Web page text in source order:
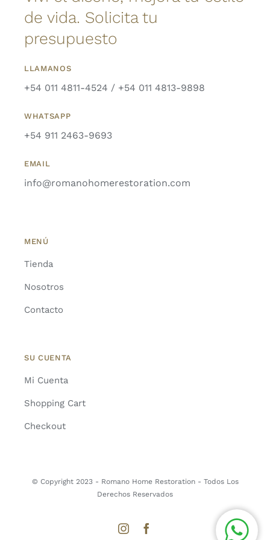
de vida. Solicita tu
presupuesto
LLAMANOS
+54 011 4811-4524 / +54 011 4813-9898
WHATSAPP
+54 911 2463-9693
EMAIL
info@romanohomerestoration.com
MENÚ
Tienda
Nosotros
Contacto
SU CUENTA
Mi Cuenta
Shopping Cart
Checkout
© Copyright 2023 - Romano Home Restoration - Todos Los
Derechos Reservados